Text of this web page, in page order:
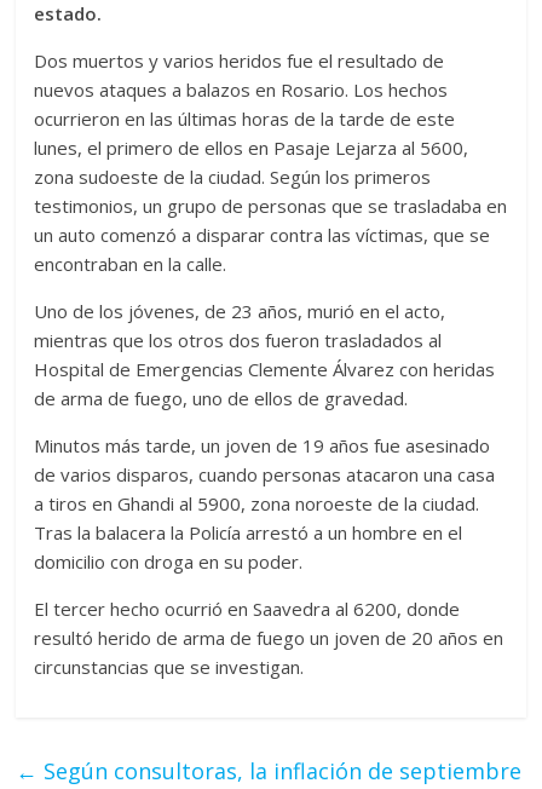
estado.
Dos muertos y varios heridos fue el resultado de
nuevos ataques a balazos en Rosario. Los hechos
ocurrieron en las últimas horas de la tarde de este
lunes, el primero de ellos en Pasaje Lejarza al 5600,
zona sudoeste de la ciudad. Según los primeros
testimonios, un grupo de personas que se trasladaba en
un auto comenzó a disparar contra las víctimas, que se
encontraban en la calle.
Uno de los jóvenes, de 23 años, murió en el acto,
mientras que los otros dos fueron trasladados al
Hospital de Emergencias Clemente Álvarez con heridas
de arma de fuego, uno de ellos de gravedad.
Minutos más tarde, un joven de 19 años fue asesinado
de varios disparos, cuando personas atacaron una casa
a tiros en Ghandi al 5900, zona noroeste de la ciudad.
Tras la balacera la Policía arrestó a un hombre en el
domicilio con droga en su poder.
El tercer hecho ocurrió en Saavedra al 6200, donde
resultó herido de arma de fuego un joven de 20 años en
circunstancias que se investigan.
← Según consultoras, la inflación de septiembre